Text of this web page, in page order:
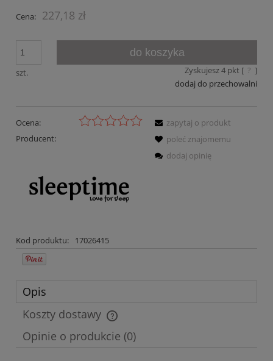
Cena: 227,18 zł
szt.
do koszyka
Zyskujesz4pkt [ ? ]
dodaj do przechowalni
Ocena:
Producent:
Kod produktu: 17026415
zapytaj o produkt
poleć znajomemu
dodaj opinię
Opis
Koszty dostawy
Cena nie zawiera ewentualnych kosztów płatności
Opinie o produkcie (0)